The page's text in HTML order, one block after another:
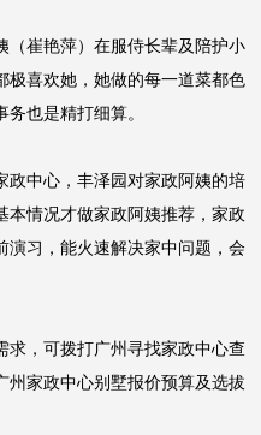
（崔艳萍）在服侍长辈及陪护小
极喜欢她，她做的每一道菜都色
也是精打细算。
政中心，丰泽园对家政阿姨的培
本情况才做家政阿姨推荐，家政
演习，能火速解决家中问题，会
求，可拨打广州寻找家政中心查
家政中心别墅报价预算及选拔